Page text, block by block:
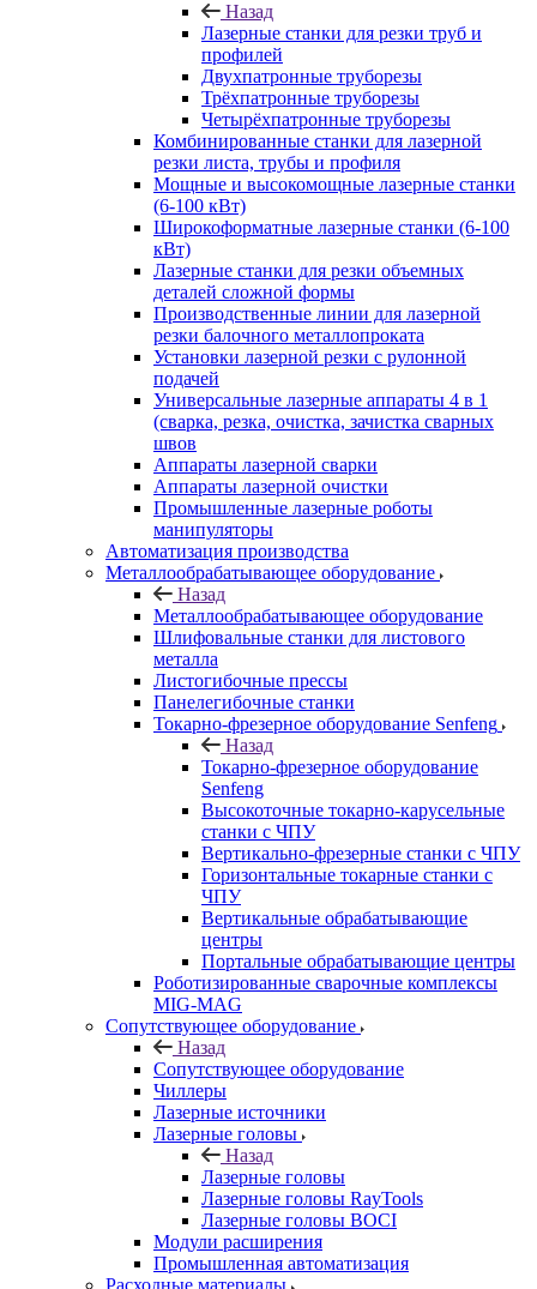
Назад
Лазерные станки для резки труб и
профилей
Двухпатронные труборезы
Трёхпатронные труборезы
Четырёхпатронные труборезы
Комбинированные станки для лазерной
резки листа, трубы и профиля
Мощные и высокомощные лазерные станки
(6-100 кВт)
Широкоформатные лазерные станки (6-100
кВт)
Лазерные станки для резки объемных
деталей сложной формы
Производственные линии для лазерной
резки балочного металлопроката
Установки лазерной резки с рулонной
подачей
Универсальные лазерные аппараты 4 в 1
(сварка, резка, очистка, зачистка сварных
швов
Аппараты лазерной сварки
Аппараты лазерной очистки
Промышленные лазерные роботы
манипуляторы
Автоматизация производства
Металлообрабатывающее оборудование
Назад
Металлообрабатывающее оборудование
Шлифовальные станки для листового
металла
Листогибочные прессы
Панелегибочные станки
Токарно-фрезерное оборудование Senfeng
Назад
Токарно-фрезерное оборудование
Senfeng
Высокоточные токарно-карусельные
станки с ЧПУ
Вертикально-фрезерные станки с ЧПУ
Горизонтальные токарные станки с
ЧПУ
Вертикальные обрабатывающие
центры
Портальные обрабатывающие центры
Роботизированные сварочные комплексы
MIG-MAG
Сопутствующее оборудование
Назад
Сопутствующее оборудование
Чиллеры
Лазерные источники
Лазерные головы
Назад
Лазерные головы
Лазерные головы RayTools
Лазерные головы BOCI
Модули расширения
Промышленная автоматизация
Расходные материалы